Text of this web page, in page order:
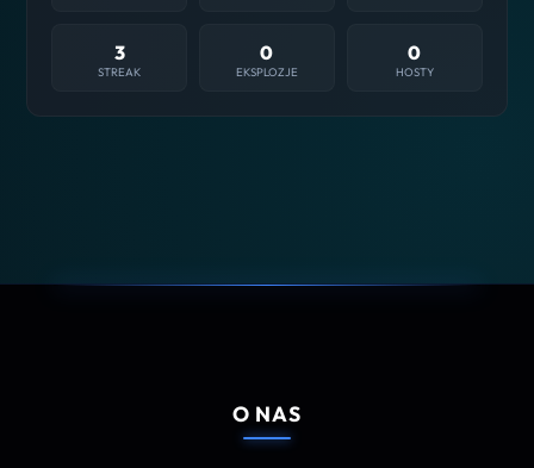
3
STREAK
0
EKSPLOZJE
0
HOSTY
O NAS